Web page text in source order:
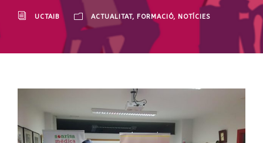
UCTAIB ACTUALITAT, FORMACIÓ, NOTÍCIES